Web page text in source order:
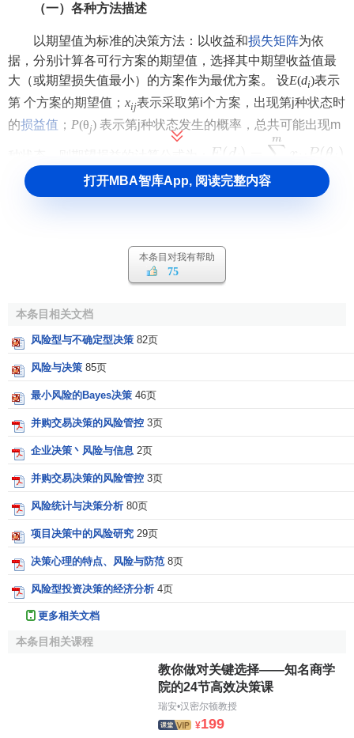
（一）各种方法描述
以期望值为标准的决策方法：以收益和损失矩阵为依
据，分别计算各可行方案的期望值，选择其中期望收益值最
大（或期望损失值最小）的方案作为最优方案。 设E(di)表示
第 个方案的期望值； xij表示采取第i个方案，出现第j种状态时
的损益值 ； P(θj) 表示第j种状态发生的概率，总共可能出现m
以等概率（合理性）为标准的决策方法：由于各种自然
（或期望损失值最小）的方案作为最优决策
中事件出现的可能性大小作为选择方案的标准，不是考虑其
经济的结果。
（二）各种方法的适用场合
1．以期望值为标准的决策方法一般适用于几种情况：
（1）概率的出现具有明显的客观性质，而且比较稳定；
（2）决策不是解决一次性问题，而是解决多次重复的问
题；
（3）决策的结果不会对决策者带来严重的后果。
2．以等概率（合理性）为标准的决策方法适用于各种自
然状态出现的概率无法得到的情况。
3．以最大可能性为标准的决策方法适用于各种自然状态
中其中某一状态的概率显著地高于其它方案所出现的概率，
而期望值相差不大的情况。
风险型决策的决策树
打开MBA智库App, 阅读完整内容
本条目对我有帮助
75
本条目相关文档
风险型与不确定型决策 82页
风险与决策 85页
最小风险的Bayes决策 46页
并购交易决策的风险管控 3页
企业决策丶风险与信息 2页
并购交易决策的风险管控 3页
风险统计与决策分析 80页
项目决策中的风险研究 29页
决策心理的特点、风险与防范 8页
风险型投资决策的经济分析 4页
更多相关文档
本条目相关课程
教你做对关键选择——知名商学
院的24节高效决策课
瑞安•汉密尔顿教授
¥199